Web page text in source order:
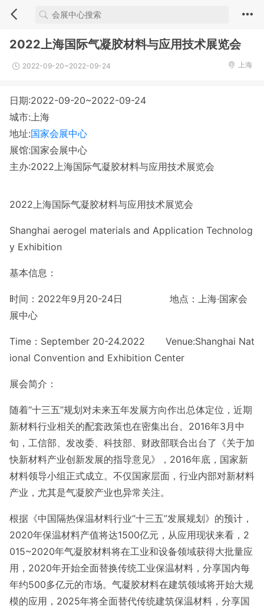
2022上海国际气凝胶材料与应用技术展览会
2022-09-20~2022-09-24 上海
日期:2022-09-20~2022-09-24
城市:上海
地址:国家会展中心
展馆:国家会展中心
主办:2022上海国际气凝胶材料与应用技术展览会
2022上海国际气凝胶材料与应用技术展览会
Shanghai aerogel materials and Application Technolog
y Exhibition
基本信息：
时间：2022年9月20-24日 地点：上海·国家会
展中心
Time：September 20-24.2022 Venue:Shanghai Nat
ional Convention and Exhibition Center
展会简介：
随着“十三五”规划对未来五年发展方向作出总体定位，近期
新材料行业相关的配套政策也在密集出台。2016年3月中
旬，工信部、发改委、科技部、财政部联合出台了《关于加
快新材料产业创新发展的指导意见》，2016年底，国家新
材料领导小组正式成立。不仅国家层面，行业内部对新材料
产业，尤其是气凝胶产业也异常关注。
根据《中国隔热保温材料行业“十三五”发展规划》的预计，
2020年保温材料产值将达1500亿元，从应用现状来看，2
015~2020年气凝胶材料将在工业和设备领域获得大批量应
用，2020年开始全面替换传统工业保温材料，分享国内每
年约500多亿元的市场。气凝胶材料在建筑领域将开始大规
模的应用，2025年将全面替代传统建筑保温材料，分享国